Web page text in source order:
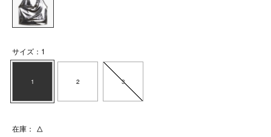
サイズ：1
1 2 3
在庫： △